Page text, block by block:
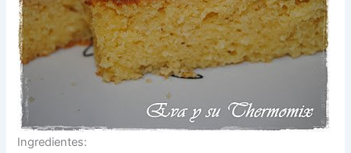
Ingredientes: